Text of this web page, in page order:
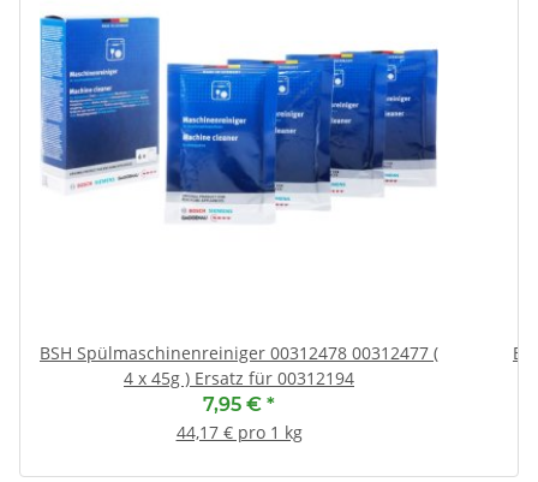
BSH Spülmaschinenreiniger 00312478 00312477 (
4 x 45g ) Ersatz für 00312194
7,95 € *
44,17 € pro 1 kg